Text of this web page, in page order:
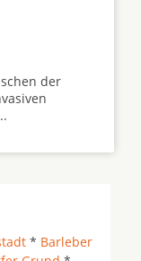
der
* Barleber